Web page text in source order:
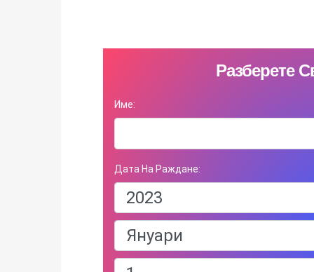
Разберете
Име:
Дата На Раждане: